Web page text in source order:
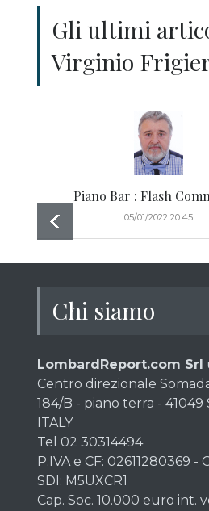
Gli ultimi
Virginio
Piano Bar : Flash
05/01/2022 20:45
Chi siamo
LombardReport.com Srl
Centro direzionale
184/B - piano terra - 41049
ITALY
Tel 02 30314494
P.IVA e CF: 02611280369
SDI: M5UXCR1
Cap. Soc. 10.000 euro int.